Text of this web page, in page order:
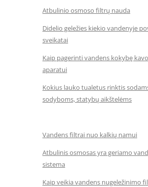
Atbulinio osmoso filtrų nauda
Didelio geležies kiekio vandenyje
sveikatai
Kaip pagerinti vandens kokybę
aparatui
Kokius lauko tualetus rinktis
sodyboms, statybų aikštelėms
Vandens filtrai nuo kalkių namui
Atbulinis osmosas yra geriamo
sistema
Kaip veikia vandens nugeležinimo